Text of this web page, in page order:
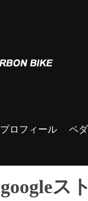
プロフィール ペ
googleス